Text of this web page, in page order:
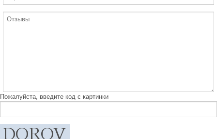
Пожалуйста, введите код с картинки